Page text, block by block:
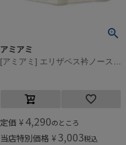
アミアミ
定価 ¥ 4,290のところ
当店特別価格 ¥ 3,003税込